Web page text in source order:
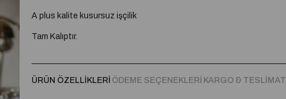
A plus kalite kusursuz işçilik
Tam Kalıptır.
ÜRÜN ÖZELLIKLERI ÖDEME SEÇENEKLERI KARGO & TESLIMAT